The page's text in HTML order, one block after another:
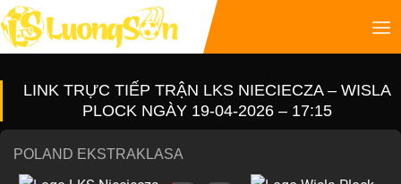
LINK TRỰC TIẾP TRẬN LKS NIECIECZA – WISLA
PLOCK NGÀY 19-04-2026 – 17:15
POLAND EKSTRAKLASA